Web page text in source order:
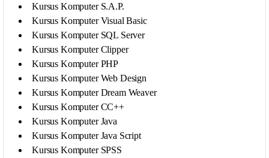
Kursus Komputer S.A.P.
Kursus Komputer Visual Basic
Kursus Komputer SQL Server
Kursus Komputer Clipper
Kursus Komputer PHP
Kursus Komputer Web Design
Kursus Komputer Dream Weaver
Kursus Komputer CC++
Kursus Komputer Java
Kursus Komputer Java Script
Kursus Komputer SPSS